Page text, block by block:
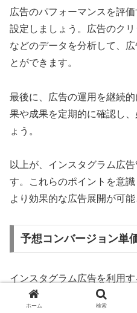
広告のパフォーマンスを評
設定しましょう。広告のク
などのデータを分析して、
とができます。
最後に、広告の運用を継続
果や成果を定期的に確認し
ょう。
以上が、インスタグラム広
す。これらのポイントを意
より効果的な広告展開が可能
予想コンバージョン単
インスタグラム広告を利用
ためには予想コンバージョ
ホーム 検索